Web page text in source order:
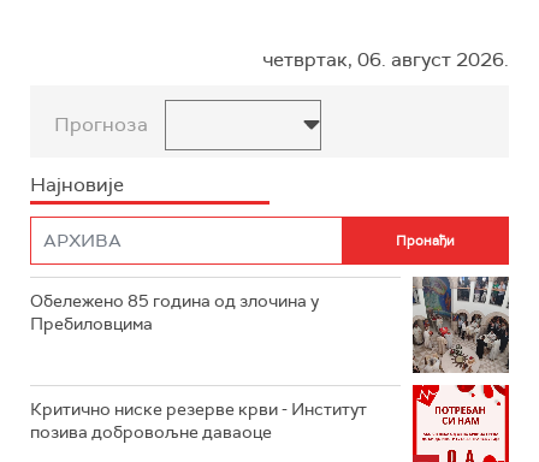
четвртак, 06. август 2026.
Прогноза
Најновије
Обележено 85 година од злочина у
Пребиловцима
Критично ниске резерве крви - Институт
позива добровољне даваоце